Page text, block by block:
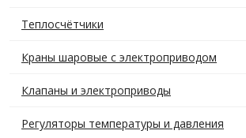
Теплосчётчики
Краны шаровые с электроприводом
Клапаны и электроприводы
Регуляторы температуры и давления